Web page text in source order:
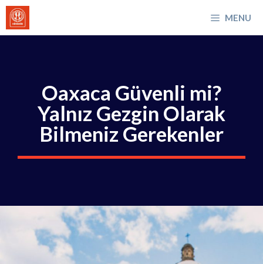
İçeriğe
atla
MENU
Oaxaca Güvenli mi?
Yalnız Gezgin Olarak
Bilmeniz Gerekenler